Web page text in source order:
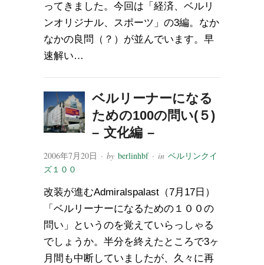
ってきました。今回は「経済、ベルリ
ンオリジナル、スポーツ」の3編。なか
なかの良問（？）が並んでいます。早
速解い…
ベルリーナーになる
ための100の問い(５)
– 文化編 –
2006年7月20日 · by berlinhbf· in ベルリンクイ
ズ１００
改装が進むAdmiralspalast（7月17日）
「ベルリーナーになるための１００の
問い」というのを覚えていらっしゃる
でしょうか。半分を終えたところで3ヶ
月間も中断していましたが、久々に再